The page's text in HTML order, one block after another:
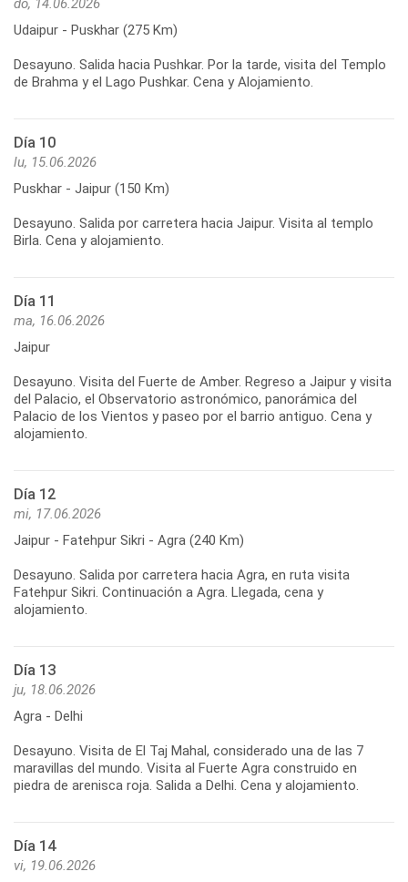
Udaipur - Puskhar (275 Km)
Desayuno. Salida hacia Pushkar. Por la tarde, visita del Templo
de Brahma y el Lago Pushkar. Cena y Alojamiento.
Día 10
lu, 15.06.2026
Puskhar - Jaipur (150 Km)
Desayuno. Salida por carretera hacia Jaipur. Visita al templo
Birla. Cena y alojamiento.
Día 11
ma, 16.06.2026
Jaipur
Desayuno. Visita del Fuerte de Amber. Regreso a Jaipur y visita
del Palacio, el Observatorio astronómico, panorámica del
Palacio de los Vientos y paseo por el barrio antiguo. Cena y
alojamiento.
Día 12
mi, 17.06.2026
Jaipur - Fatehpur Sikri - Agra (240 Km)
Desayuno. Salida por carretera hacia Agra, en ruta visita
Fatehpur Sikri. Continuación a Agra. Llegada, cena y
alojamiento.
Día 13
ju, 18.06.2026
Agra - Delhi
Desayuno. Visita de El Taj Mahal, considerado una de las 7
maravillas del mundo. Visita al Fuerte Agra construido en
Día 14
vi, 19.06.2026